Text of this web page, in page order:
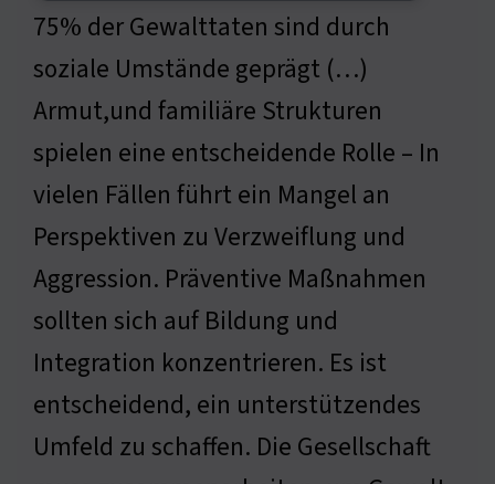
75% der Gewalttaten sind durch
soziale Umstände geprägt (…)
Armut,und familiäre Strukturen
spielen eine entscheidende Rolle – In
vielen Fällen führt ein Mangel an
Perspektiven zu Verzweiflung und
Aggression. Präventive Maßnahmen
sollten sich auf Bildung und
Integration konzentrieren. Es ist
entscheidend, ein unterstützendes
Umfeld zu schaffen. Die Gesellschaft